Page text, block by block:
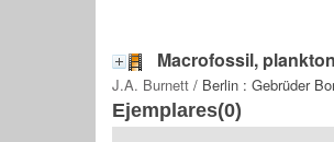
Macrofossil,
J.A. Burnett / Berlin : Gebrüder
Ejemplares(0)